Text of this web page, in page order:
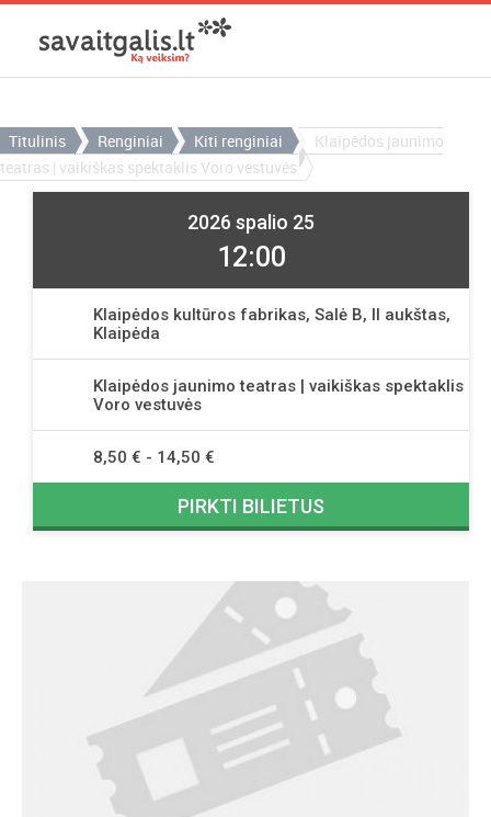
Titulinis Renginiai Kiti renginiai
Klaipėdos jaunimo
teatras | vaikiškas spektaklis Voro vestuvės
2026 spalio 25
12:00
Klaipėdos kultūros fabrikas, Salė B, II aukštas,
Klaipėda
Klaipėdos jaunimo teatras | vaikiškas spektaklis
Voro vestuvės
8,50 € - 14,50 €
PIRKTI BILIETUS